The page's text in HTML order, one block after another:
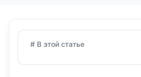
# В этой статье